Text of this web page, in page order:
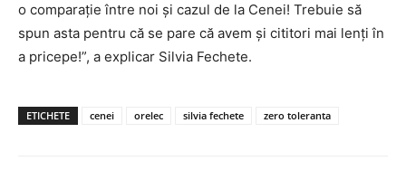
o comparație între noi și cazul de la Cenei! Trebuie să
spun asta pentru că se pare că avem și cititori mai lenți în
a pricepe!”, a explicar Silvia Fechete.
ETICHETE cenei orelec silvia fechete zero toleranta